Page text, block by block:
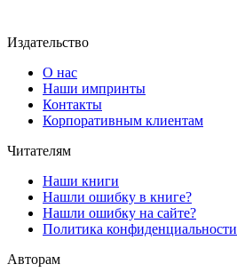
Издательство
О нас
Наши импринты
Контакты
Корпоративным клиентам
Читателям
Наши книги
Нашли ошибку в книге?
Нашли ошибку на сайте?
Политика конфиденциальности
Авторам